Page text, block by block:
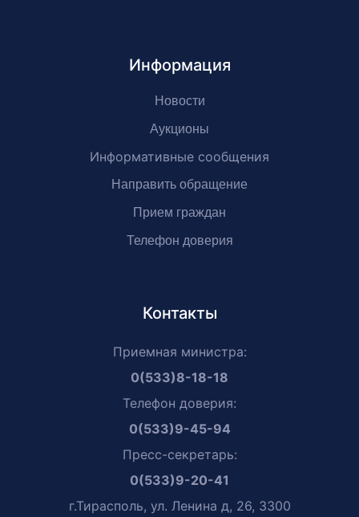
Информация
Новости
Аукционы
Информативные сообщения
Направить обращение
Прием граждан
Телефон доверия
Контакты
Приемная министра:
0(533)8-18-18
Телефон доверия:
0(533)9-45-94
Пресс-секретарь:
0(533)9-20-41
г.Тирасполь, ул. Ленина д, 26, 3300